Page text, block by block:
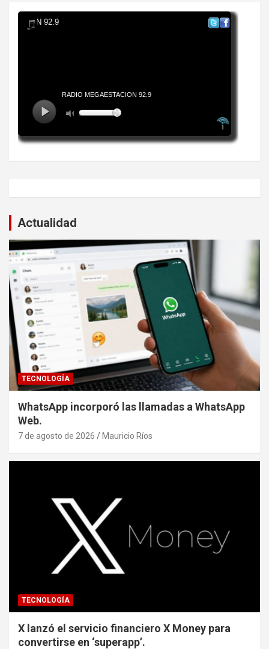
Actualidad
TECNOLOGÍA
WhatsApp incorporó las llamadas a WhatsApp
Web.
7 de agosto de 2026 Mauricio Ríos
TECNOLOGÍA
X lanzó el servicio financiero X Money para
convertirse en ‘superapp’.